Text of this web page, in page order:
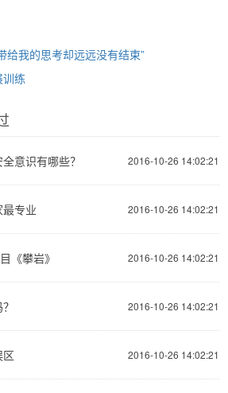
给我的思考却远远没有结束”
练
2016-10-26 14:02:21
意识有哪些？
2016-10-26 14:02:21
最专业
2016-10-26 14:02:21
《攀岩》
2016-10-26 14:02:21
2016-10-26 14:02:21